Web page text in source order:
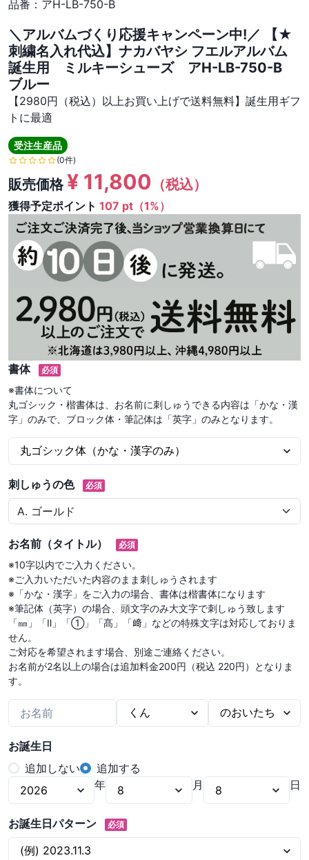
品番： アH-LB-750-B
＼アルバムづくり応援キャンペーン中!／ 【★
刺繍名入れ代込】ナカバヤシ フエルアルバム
誕生用 ミルキーシューズ アH-LB-750-B
ブルー
【2980円（税込）以上お買い上げで送料無料】誕生用ギフ
トに最適
受注生産品
(0件)
販売価格¥ 11,800 （税込）
獲得予定ポイント 107 pt（1%）
書体 必須
※書体について
丸ゴシック・楷書体は、お名前に刺しゅうできる内容は「かな・漢
字」のみで、ブロック体・筆記体は「英字」のみとなります。
刺しゅうの色 必須
お名前（タイトル） 必須
※10字以内でご入力ください。
※ご入力いただいた内容のまま刺しゅうされます
※「かな・漢字」をご入力の場合、書体は楷書体になります
※筆記体（英字）の場合、頭文字のみ大文字で刺しゅう致します
「㎜」「Ⅱ」「①」「髙」「﨑」などの特殊文字は対応しておりま
せん。
ご対応を希望されます場合、別途ご連絡ください。
お名前が2名以上の場合は追加料金200円（税込 220円）となりま
す。
お誕生日
追加しない
追加する
年
月 日
お誕生日パターン 必須